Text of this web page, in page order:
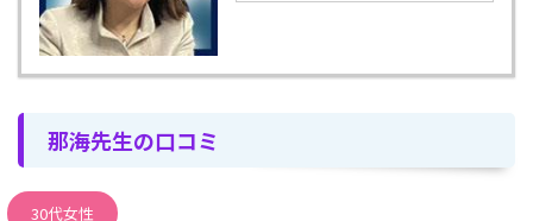
那海先生の口コミ
30代女性